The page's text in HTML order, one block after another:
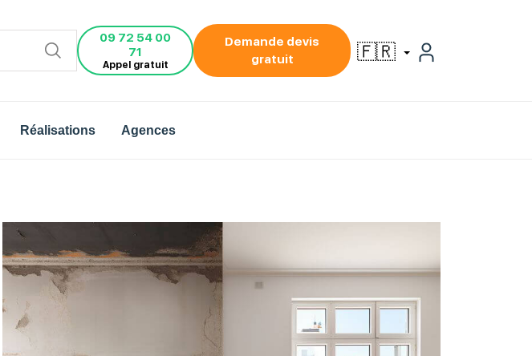
09 72 54 00
71
Appel gratuit
Demande devis
gratuit
🇫🇷
Réalisations Agences